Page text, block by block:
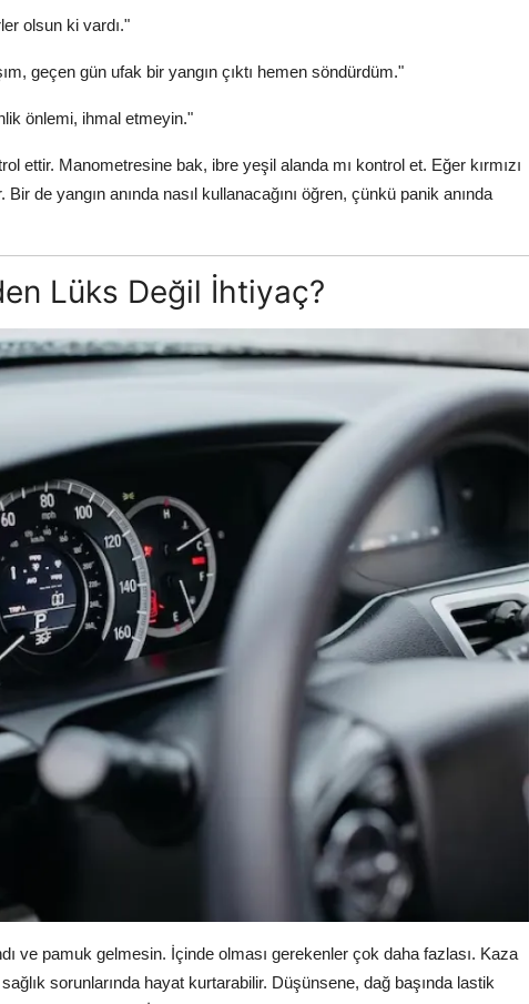
olsun ki vardı."
geçen gün ufak bir yangın çıktı hemen söndürdüm."
önlemi, ihmal etmeyin."
ettir. Manometresine bak, ibre yeşil alanda mı kontrol et. Eğer kırmızı
de yangın anında nasıl kullanacağını öğren, çünkü panik anında
Lüks Değil İhtiyaç?
ve pamuk gelmesin. İçinde olması gerekenler çok daha fazlası. Kaza
sorunlarında hayat kurtarabilir. Düşünsene, dağ başında lastik